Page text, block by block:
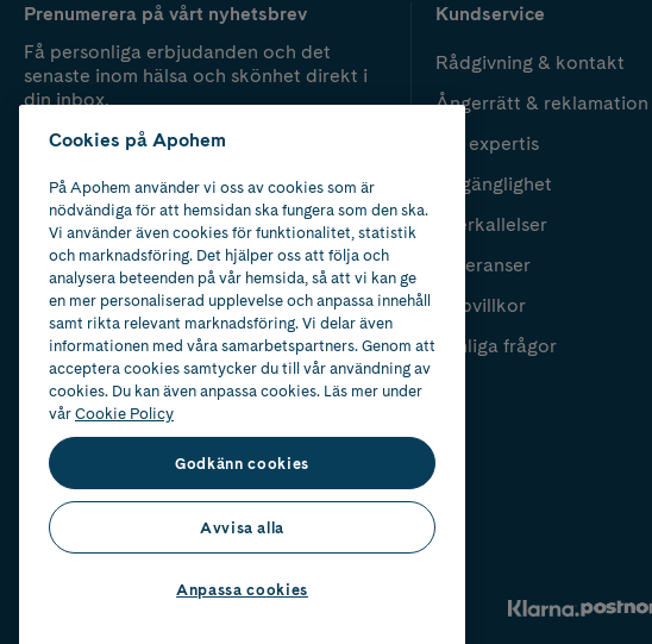
Prenumerera på vårt nyhetsbrev
Få personliga erbjudanden och det
senaste inom hälsa och skönhet direkt i
din inbox.
Kundservice
Rådgivning & kontakt
Ångerrätt & reklamation
Vår expertis
Tillgänglighet
Återkallelser
Leveranser
Köpvillkor
Vanliga frågor
Cookies på Apohem
På Apohem använder vi oss av cookies som är
nödvändiga för att hemsidan ska fungera som den ska.
Vi använder även cookies för funktionalitet, statistik
och marknadsföring. Det hjälper oss att följa och
analysera beteenden på vår hemsida, så att vi kan ge
en mer personaliserad upplevelse och anpassa innehåll
samt rikta relevant marknadsföring. Vi delar även
informationen med våra samarbetspartners. Genom att
acceptera cookies samtycker du till vår användning av
cookies. Du kan även anpassa cookies. Läs mer under
vårCookie Policy
Godkänn cookies
Avvisa alla
Anpassa cookies